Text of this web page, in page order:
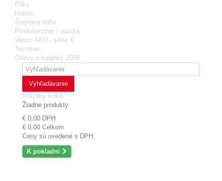
Pílky
Hrable
Štepiace nože
Príslušenstvo / puzdrá
Vesco AKU - séria X
Tecomec
Odevy a topánky 2026
Vyhľadávanie
Prázdny košík
Žiadne produkty
€ 0,00 DPH
€ 0,00 Celkom
Ceny sú uvedené s DPH.
K pokladni